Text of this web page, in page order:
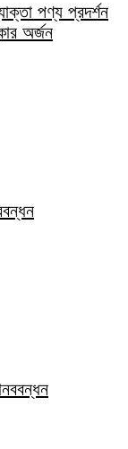
পণ্য প্রদর্শন
অর্জন